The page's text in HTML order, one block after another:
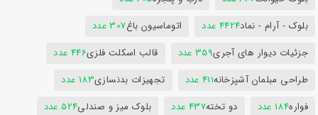
بلوک - آرام - نماد4424 عدد اتوماسیون باغ307 عدد
جزئیات دیوار های آجری359 عدد قالب اسکلت فلزی446 عدد
طراحی مبلمان آشپزخانه411 عدد تجهیزات بدنسازی183 عدد
فواره184 عدد دو تخته437 عدد بلوک میز و صندلی524 عدد